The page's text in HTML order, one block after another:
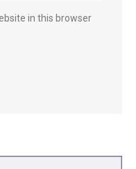
in this browser